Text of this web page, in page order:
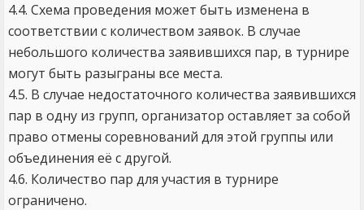
4.4. Схема проведения может быть изменена в
соответствии с количеством заявок. В случае
небольшого количества заявившихся пар, в турнире
могут быть разыграны все места.
4.5. В случае недостаточного количества заявившихся
пар в одну из групп, организатор оставляет за собой
право отмены соревнований для этой группы или
объединения её с другой.
4.6. Количество пар для участия в турнире
ограничено.